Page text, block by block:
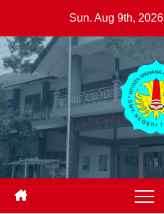
content
Sun. Aug 9th, 2026